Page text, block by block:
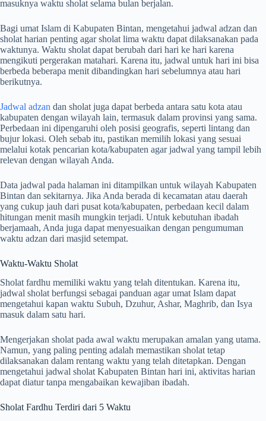
masuknya waktu sholat selama bulan berjalan.
Bagi umat Islam di Kabupaten Bintan, mengetahui jadwal adzan dan
sholat harian penting agar sholat lima waktu dapat dilaksanakan pada
waktunya. Waktu sholat dapat berubah dari hari ke hari karena
mengikuti pergerakan matahari. Karena itu, jadwal untuk hari ini bisa
berbeda beberapa menit dibandingkan hari sebelumnya atau hari
berikutnya.
Jadwal adzan dan sholat juga dapat berbeda antara satu kota atau
kabupaten dengan wilayah lain, termasuk dalam provinsi yang sama.
Perbedaan ini dipengaruhi oleh posisi geografis, seperti lintang dan
bujur lokasi. Oleh sebab itu, pastikan memilih lokasi yang sesuai
melalui kotak pencarian kota/kabupaten agar jadwal yang tampil lebih
relevan dengan wilayah Anda.
Data jadwal pada halaman ini ditampilkan untuk wilayah Kabupaten
Bintan dan sekitarnya. Jika Anda berada di kecamatan atau daerah
yang cukup jauh dari pusat kota/kabupaten, perbedaan kecil dalam
hitungan menit masih mungkin terjadi. Untuk kebutuhan ibadah
berjamaah, Anda juga dapat menyesuaikan dengan pengumuman
waktu adzan dari masjid setempat.
Waktu-Waktu Sholat
Sholat fardhu memiliki waktu yang telah ditentukan. Karena itu,
jadwal sholat berfungsi sebagai panduan agar umat Islam dapat
mengetahui kapan waktu Subuh, Dzuhur, Ashar, Maghrib, dan Isya
masuk dalam satu hari.
Mengerjakan sholat pada awal waktu merupakan amalan yang utama.
Namun, yang paling penting adalah memastikan sholat tetap
dilaksanakan dalam rentang waktu yang telah ditetapkan. Dengan
mengetahui jadwal sholat Kabupaten Bintan hari ini, aktivitas harian
dapat diatur tanpa mengabaikan kewajiban ibadah.
Sholat Fardhu Terdiri dari 5 Waktu